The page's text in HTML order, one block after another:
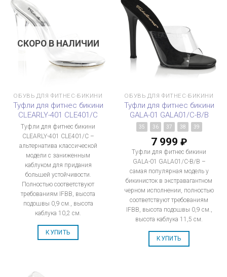
СКОРО В НАЛИЧИИ
ОБУВЬ ДЛЯ ФИТНЕС-БИКИНИ
Туфли для фитнес бикини
CLEARLY-401 CLE401/C
Туфли для фитнес бикини
CLEARLY-401 CLE401/C –
альтернатива классической
модели с заниженным
каблуком для придания
большей устойчивости.
Полностью соответствуют
требованиям IFBB, высота
подошвы 0,9 см., высота
каблука 10,2 см.
КУПИТЬ
ОБУВЬ ДЛЯ ФИТНЕС-БИКИНИ
Туфли для фитнес бикини
GALA-01 GALA01/C-B/B
35 36 37 38 39
7 999 ₽
Туфли для фитнес бикини
GALA-01 GALA01/C-B/B –
самая популярная модель у
бикинисток в экстравагантном
черном исполнении, полностью
соответствуют требованиям
IFBB, высота подошвы 0,9 см.,
высота каблука 11,5 см.
КУПИТЬ